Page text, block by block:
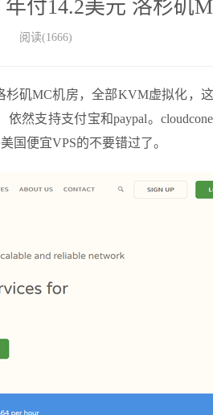
付14.2美元 洛杉矶
阅读(1666)
杉矶MC机房，全部KVM虚拟化，
然支持支付宝和paypal。
国便宜VPS的不要错过了。